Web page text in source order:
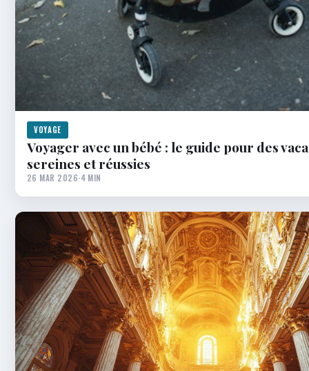
VOYAGE
Voyager avec un bébé : le guide pour des
sereines et réussies
26 MAR 2026·4 MIN